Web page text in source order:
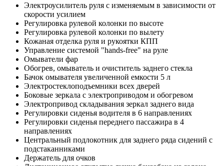
Электроусилитель руля с изменяемым в зависимости от
скорости усилием
Регулировка рулевой колонки по высоте
Регулировка рулевой колонки по вылету
Кожаная отделка руля и рукоятки КПП
Управление системой "hands-free" на руле
Омыватели фар
Обогрев, омыватель и очиститель заднего стекла
Бачок омывателя увеличенной емкости 5 л
Электростеклоподъемники всех дверей
Боковые зеркала с электроприводом и обогревом
Электропривод складывания зеркал заднего вида
Регулировки сиденья водителя в 6 направлениях
Регулировки сиденья переднего пассажира в 4
направлениях
Центральный подлокотник для заднего ряда сидений с
подстаканниками
Держатель для очков